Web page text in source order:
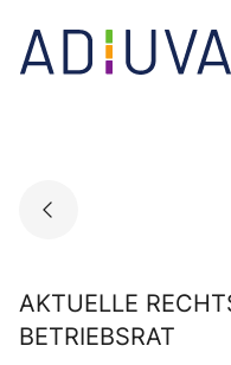
content
Go to landing page.
AKTUELLE
BETRIEBSRAT